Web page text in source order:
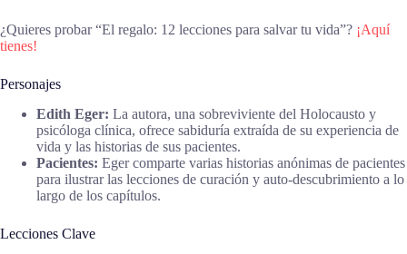
¿Quieres probar “El regalo: 12 lecciones para salvar tu vida”? ¡Aquí
tienes!
Personajes
Edith Eger: La autora, una sobreviviente del Holocausto y
psicóloga clínica, ofrece sabiduría extraída de su experiencia de
vida y las historias de sus pacientes.
Pacientes: Eger comparte varias historias anónimas de pacientes
para ilustrar las lecciones de curación y auto-descubrimiento a lo
largo de los capítulos.
Lecciones Clave